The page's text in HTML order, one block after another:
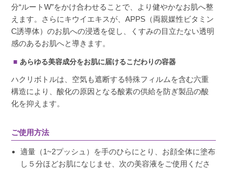
分“ルートW”をかけ合わせることで、より健やかなお肌へ整
えます。さらにキウイエキスが、APPS（両親媒性ビタミン
C誘導体）のお肌への浸透を促し、くすみの目立たない透明
感のあるお肌へと導きます。
あらゆる美容成分をお肌に届けるこだわりの容器
ハクリボトルは、空気も遮断する特殊フィルムを含む六重
構造により、酸化の原因となる酸素の供給を防ぎ製品の酸
化を抑えます。
ご使用方法
適量（1~2プッシュ）を手のひらにとり、お顔全体に塗布
し５分ほどお肌になじませ、次の美容液をご使用くださ